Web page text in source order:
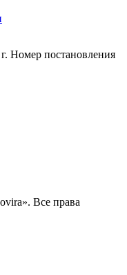
Номер постановления
Все права